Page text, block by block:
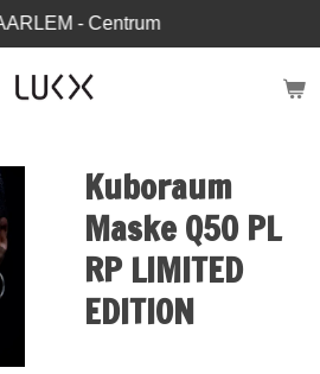
- Centrum
Kuboraum
Maske Q50 PL
RP LIMITED
EDITION